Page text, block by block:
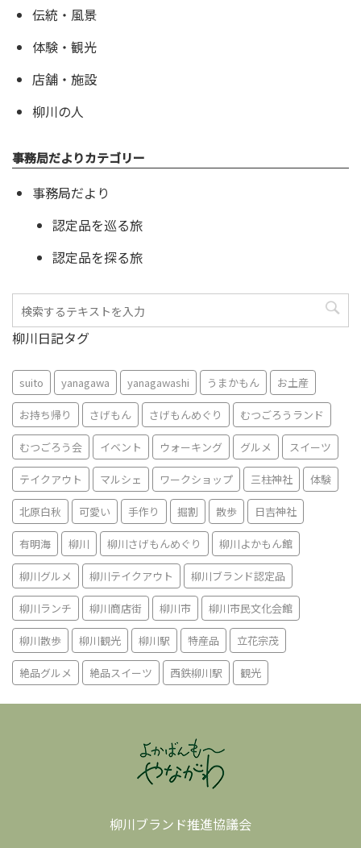
伝統・風景
体験・観光
店舗・施設
柳川の人
事務局だよりカテゴリー
事務局だより
認定品を巡る旅
認定品を探る旅
柳川日記タグ
suito yanagawa yanagawashi うまかもん お土産
お持ち帰り さげもん さげもんめぐり むつごろうランド
むつごろう会 イベント ウォーキング グルメ スイーツ
テイクアウト マルシェ ワークショップ 三柱神社 体験
北原白秋 可愛い 手作り 掘割 散歩 日吉神社
有明海 柳川 柳川さげもんめぐり 柳川よかもん館
柳川グルメ 柳川テイクアウト 柳川ブランド認定品
柳川ランチ 柳川商店街 柳川市 柳川市民文化会館
柳川散歩 柳川観光 柳川駅 特産品 立花宗茂
絶品グルメ 絶品スイーツ 西鉄柳川駅 観光
柳川ブランド推進協議会